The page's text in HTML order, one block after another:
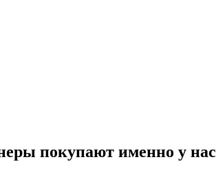
покупают именно у нас